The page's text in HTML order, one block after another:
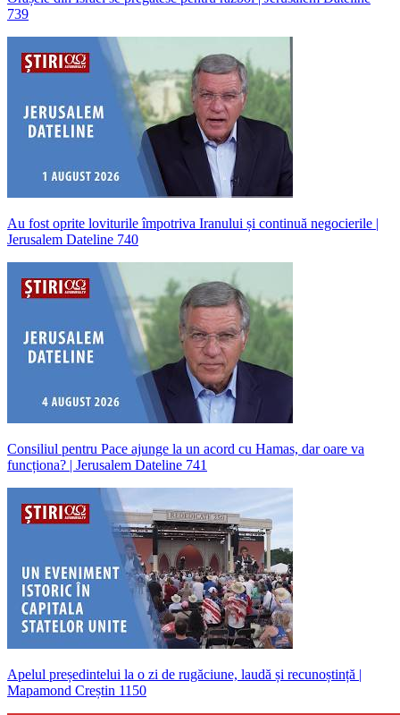
739
Au fost oprite loviturile împotriva Iranului și continuă negocierile |
Jerusalem Dateline 740
Consiliul pentru Pace ajunge la un acord cu Hamas, dar oare va
funcționa? | Jerusalem Dateline 741
Apelul președintelui la o zi de rugăciune, laudă și recunoștință |
Mapamond Creștin 1150